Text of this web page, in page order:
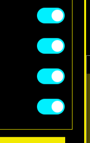
准备好继续，请点
原画集